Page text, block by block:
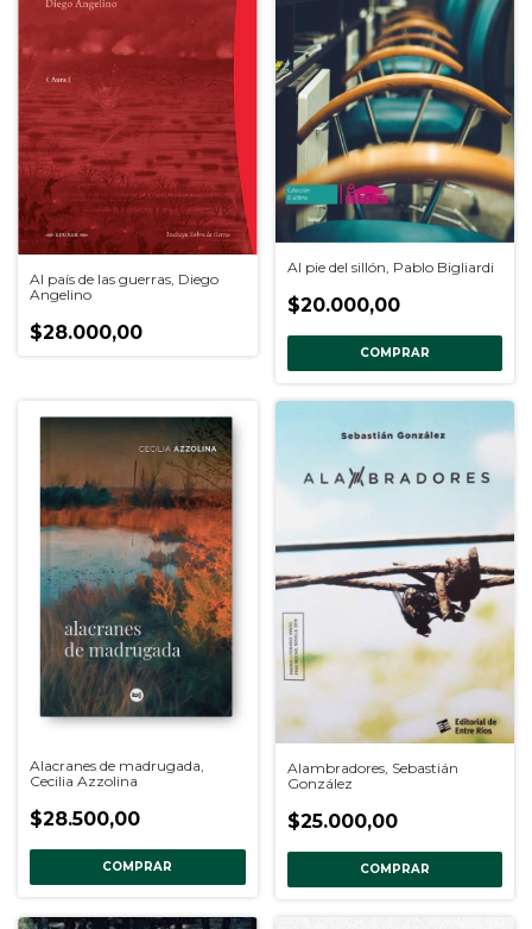
Al país de las guerras, Diego
Angelino
$28.000,00
Al pie del sillón, Pablo Bigliardi
$20.000,00
COMPRAR
Alacranes de madrugada,
Cecilia Azzolina
$28.500,00
COMPRAR
Alambradores, Sebastián
González
$25.000,00
COMPRAR